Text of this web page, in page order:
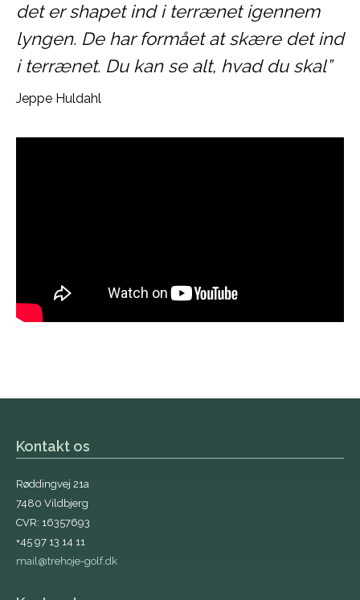
det er shapet ind i terrænet igennem
lyngen. De har formået at skære det ind
i terrænet. Du kan se alt, hvad du skal”
Jeppe Huldahl
Kontakt os
Røddingvej 21a
7480 Vildbjerg
CVR: 16357693
+45 97 13 14 11
mail@trehoje-golf.dk